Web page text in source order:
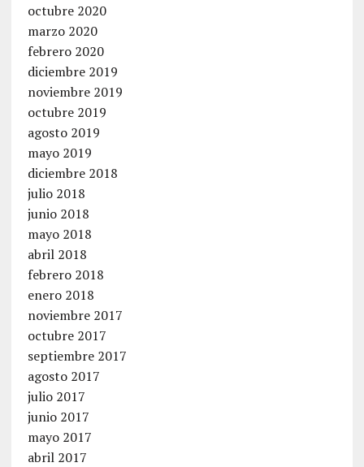
octubre 2020
marzo 2020
febrero 2020
diciembre 2019
noviembre 2019
octubre 2019
agosto 2019
mayo 2019
diciembre 2018
julio 2018
junio 2018
mayo 2018
abril 2018
febrero 2018
enero 2018
noviembre 2017
octubre 2017
septiembre 2017
agosto 2017
julio 2017
junio 2017
mayo 2017
abril 2017